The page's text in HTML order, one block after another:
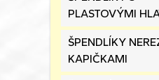
PLASTOVÝMI
ŠPENDLÍKY
KAPIČKAMI